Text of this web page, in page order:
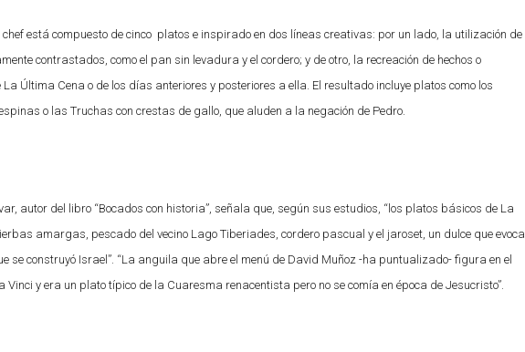
chef está compuesto de cinco platos e inspirado en dos líneas creativas: por un lado, la utilización de
contrastados, como el pan sin levadura y el cordero; y de otro, la recreación de hechos o
Última Cena o de los días anteriores y posteriores a ella. El resultado incluye platos como los
o las Truchas con crestas de gallo, que aluden a la negación de Pedro.
autor del libro “Bocados con historia”, señala que, según sus estudios, “los platos básicos de La
amargas, pescado del vecino Lago Tiberiades, cordero pascual y el jaroset, un dulce que evoca
se construyó Israel”. “La anguila que abre el menú de David Muñoz -ha puntualizado- figura en el
Vinci y era un plato típico de la Cuaresma renacentista pero no se comía en época de Jesucristo”.